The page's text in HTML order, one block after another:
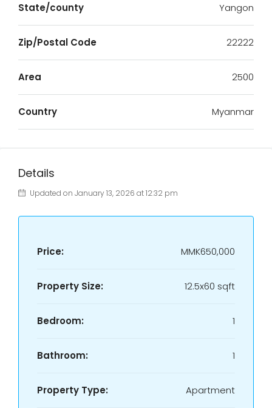
State/county Yangon
Zip/Postal Code 22222
Area 2500
Country Myanmar
Details
Updated on January 13, 2026 at 12:32 pm
Price: MMK650,000
Property Size: 12.5x60 sqft
Bedroom: 1
Bathroom: 1
Property Type: Apartment